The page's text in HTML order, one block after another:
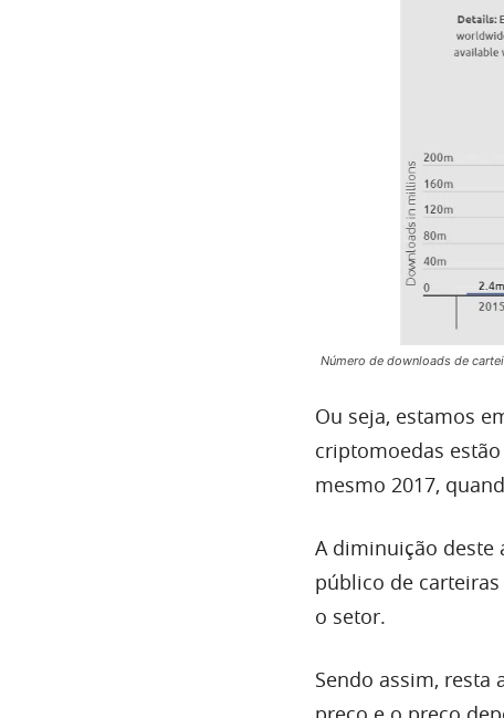
Número de downloads de
Ou seja, estamos
criptomoedas
mesmo 2017,
A diminuição deste
público de
o setor.
Sendo assim, resta